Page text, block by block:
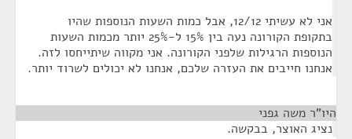
אני לא עשיתי 12/12, אבל כמות השעות הנוספות שהיו
בתקופת הקורונה נעה בין 15% ל-25% יותר מכמות השעות
הנוספות הרגילות שלפני הקורונה. אני מקווה שיתייחסו לזה.
אנחנו חייבים את העזרה שלכם, אנחנו לא יכולים לשרוד יותר.
היו"ר משה גפני
נציג האוצר, בבקשה.